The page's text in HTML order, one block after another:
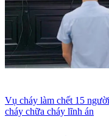
Vụ cháy làm chết 15
cháy chữa cháy lĩnh án